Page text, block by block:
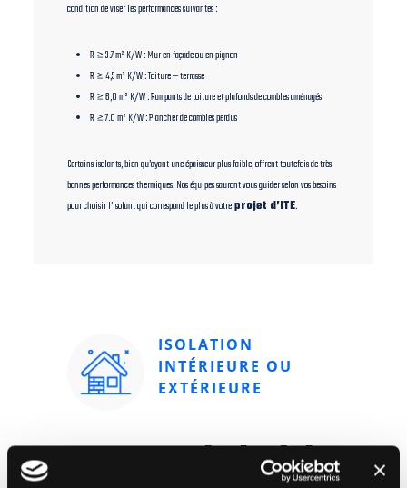
condition de viser les performances suivantes :
R ≥ 3.7 m² K/W : Mur en façade ou en pignon
R ≥ 4,5 m² K/W : Toiture — terrasse
R ≥ 6,0 m² K/W : Rampants de toiture et plafonds de combles aménagés
R ≥ 7.0 m² K/W : Plancher de combles perdus
Certains isolants, bien qu’ayant une épaisseur plus faible, offrent toutefois de très
bonnes performances thermiques. Nos équipes sauront vous guider selon vos besoins
pour choisir l’isolant qui correspond le plus à votreprojet d’ITE.
ISOLATION
INTÉRIEURE OU
EXTÉRIEURE
Pourquoi choisir